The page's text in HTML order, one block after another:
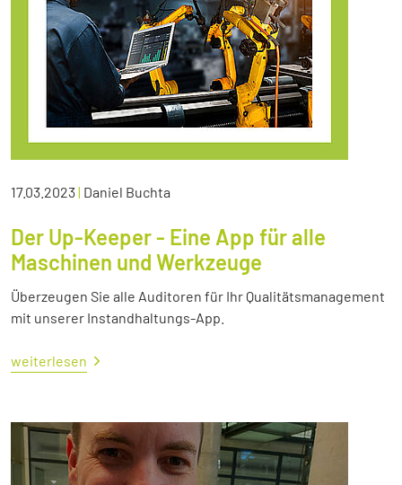
17.03.2023| Daniel Buchta
Der Up-Keeper - Eine App für alle
Maschinen und Werkzeuge
Überzeugen Sie alle Auditoren für Ihr Qualitätsmanagement
mit unserer Instandhaltungs-App.
weiterlesen